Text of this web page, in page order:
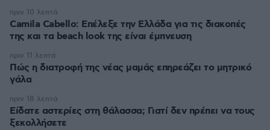
Camila Cabello: Επέλεξε την Ελλάδα για τις διακοπές
της και τα beach look της είναι έμπνευση
πριν 10 λεπτά
Πώς η διατροφή της νέας μαμάς επηρεάζει το μητρικό
γάλα
πριν 11 λεπτά
Είδατε αστερίες στη θάλασσα; Γιατί δεν πρέπει να τους
ξεκολλήσετε
πριν 18 λεπτά